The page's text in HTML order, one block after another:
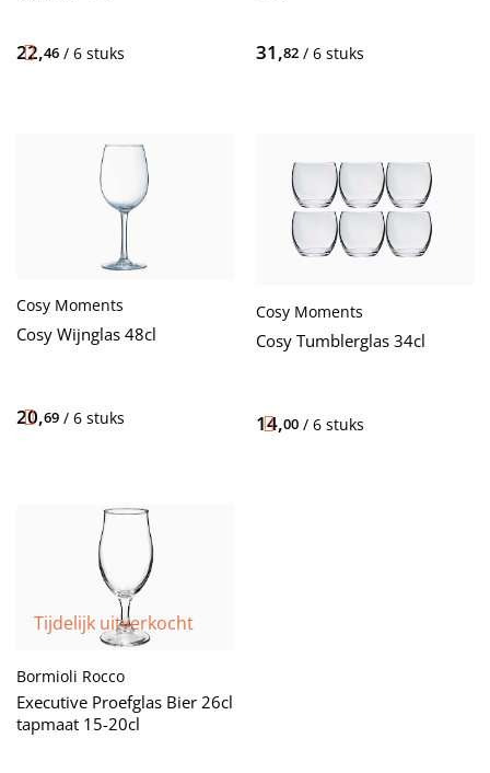
22,46 / 6 stuks 31,82 / 6 stuks
Cosy Moments
Cosy Wijnglas 48cl
20,69 / 6 stuks
Cosy Moments
Cosy Tumblerglas 34cl
14,00 / 6 stuks
Tijdelijk uitverkocht
Bormioli Rocco
Executive Proefglas Bier 26cl
tapmaat 15-20cl